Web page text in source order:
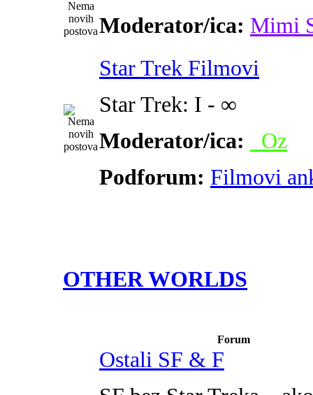
Moderator/ica: Mimi
Star Trek Filmovi
Star Trek: I - ∞
Moderator/ica:
_Oz
Podforum: Filmovi
OTHER WORLDS
Forum
Ostali SF & F